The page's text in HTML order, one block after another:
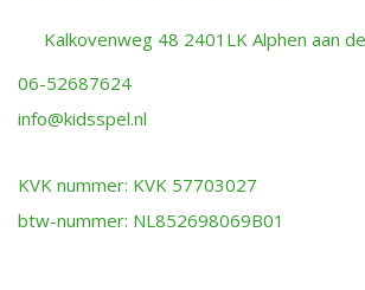
Kalkovenweg 48 2401LK Alphen aan
06-52687624
info@kidsspel.nl
KVK nummer: KVK 57703027
btw-nummer: NL852698069B01